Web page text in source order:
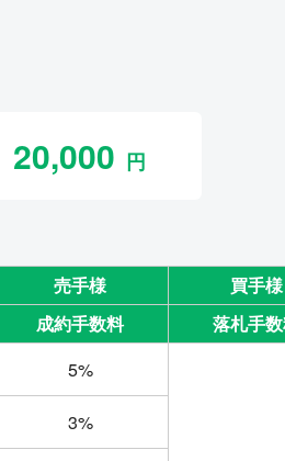
20,000
売手様
買手様
成約手数料
落札手
5%
3%